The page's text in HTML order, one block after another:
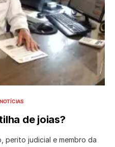
NOTÍCIAS
de joias?
perito judicial e membro da